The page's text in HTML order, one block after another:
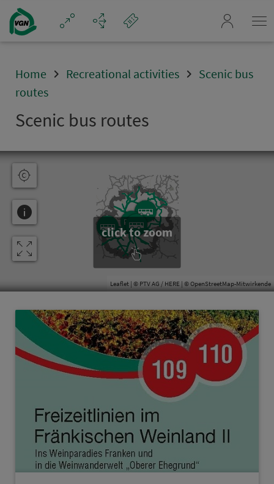
Navigation überspringen
Home Recreational activities
Scenic bus
routes
Scenic bus routes
Leaflet | © PTV AG / HERE | ©OpenStreetMap-Mitwirkende
click to zoom